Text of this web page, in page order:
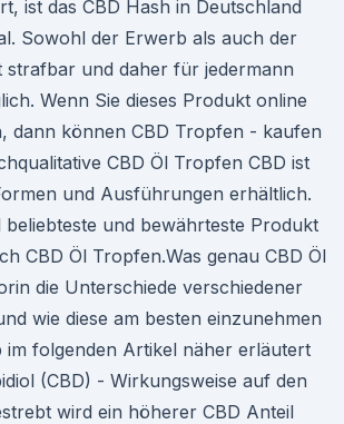
ist das CBD Hash in Deutschland
Sowohl der Erwerb als auch der
strafbar und daher für jedermann
Wenn Sie dieses Produkt online
dann können CBD Tropfen - kaufen
CBD Öl Tropfen CBD ist
und Ausführungen erhältlich.
beliebteste und bewährteste Produkt
CBD Öl Tropfen.Was genau CBD Öl
die Unterschiede verschiedener
wie diese am besten einzunehmen
im folgenden Artikel näher erläutert
(CBD) - Wirkungsweise auf den
wird ein höherer CBD Anteil